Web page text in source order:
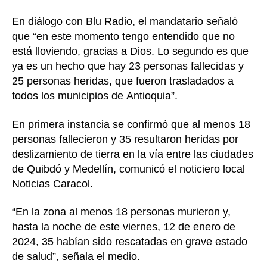
En diálogo con Blu Radio, el mandatario señaló
que “en este momento tengo entendido que no
está lloviendo, gracias a Dios. Lo segundo es que
ya es un hecho que hay 23 personas fallecidas y
25 personas heridas, que fueron trasladados a
todos los municipios de Antioquia”.
En primera instancia se confirmó que al menos 18
personas fallecieron y 35 resultaron heridas por
deslizamiento de tierra en la vía entre las ciudades
de Quibdó y Medellín, comunicó el noticiero local
Noticias Caracol.
“En la zona al menos 18 personas murieron y,
hasta la noche de este viernes, 12 de enero de
2024, 35 habían sido rescatadas en grave estado
de salud”, señala el medio.